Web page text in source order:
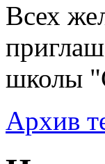
Всех
школы
Архив